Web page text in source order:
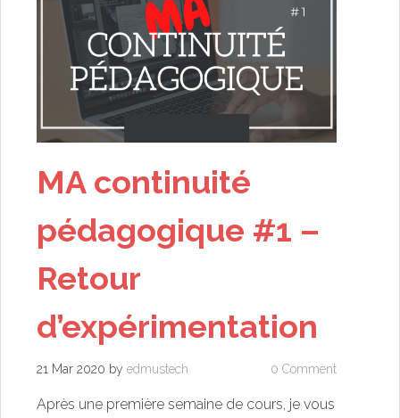
MA continuité
pédagogique #1 –
Retour
d’expérimentation
21 Mar 2020 by edmustech 0 Comment
Après une première semaine de cours, je vous